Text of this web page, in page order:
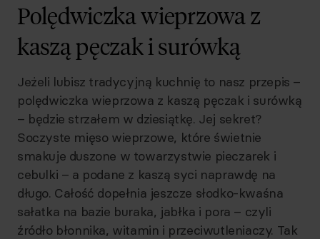
Polędwiczka wieprzowa z
kaszą pęczak i surówką
Jeżeli lubisz tradycyjną kuchnię to nasz przepis –
polędwiczka wieprzowa z kaszą pęczak i surówką
– będzie strzałem w dziesiątkę. Jej sekret?
Soczyste mięso wieprzowe, które świetnie
smakuje duszone w towarzystwie pieczarek i
cebulki – a podane z kaszą syci naprawdę na
długo. Całość dopełnia jeszcze słodko-kwaśna
sałatka na bazie buraka, jabłka i pora – czyli
źródło błonnika, witamin i przeciwutleniaczy. Tak